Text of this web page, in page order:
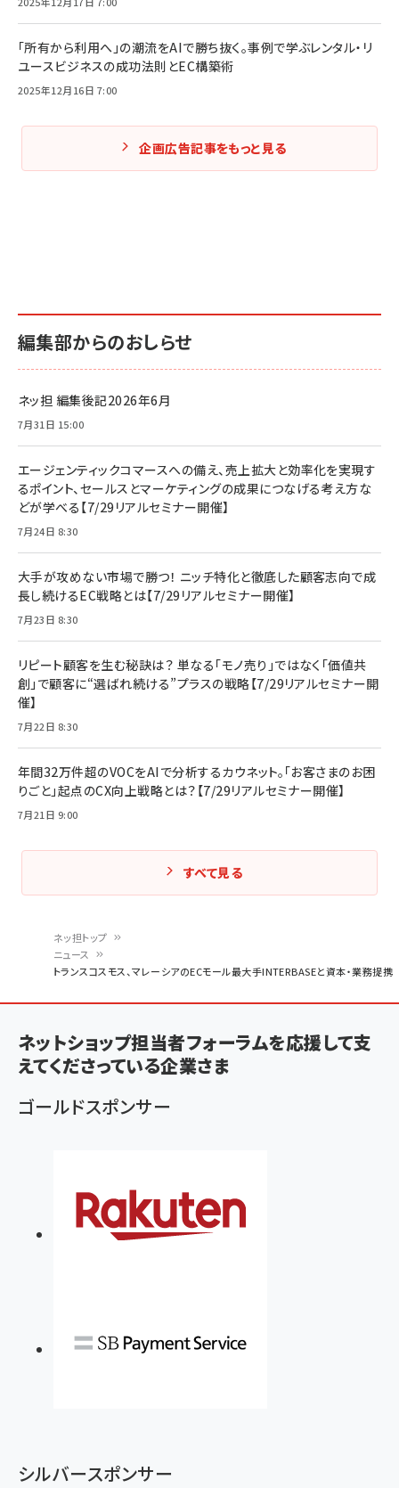
ン
く
ず
ネッ担トップ
ニュース
トランスコスモス、マレーシアのECモール最大手INTERBASEと資本・業務提携
「所有から利用へ」の潮流をAIで勝ち抜く。事例で学ぶレンタル・リ
ユースビジネスの成功法則とEC構築術
2025年12月16日 7:00
企画広告記事をもっと見る
編集部からのおしらせ
ネッ担 編集後記2026年6月
7月31日 15:00
エージェンティックコマースへの備え、売上拡大と効率化を実現す
るポイント、セールスとマーケティングの成果につなげる考え方な
どが学べる【7/29リアルセミナー開催】
7月24日 8:30
大手が攻めない市場で勝つ！ ニッチ特化と徹底した顧客志向で成
長し続けるEC戦略とは【7/29リアルセミナー開催】
7月23日 8:30
リピート顧客を生む秘訣は？ 単なる「モノ売り」ではなく「価値共
創」で顧客に“選ばれ続ける”プラスの戦略【7/29リアルセミナー開
催】
7月22日 8:30
年間32万件超のVOCをAIで分析するカウネット。「お客さまのお困
りごと」起点のCX向上戦略とは？【7/29リアルセミナー開催】
7月21日 9:00
すべて見る
ネットショップ担当者フォーラムを応援して支
えてくださっている企業さま
ゴールドスポンサー
シルバースポンサー